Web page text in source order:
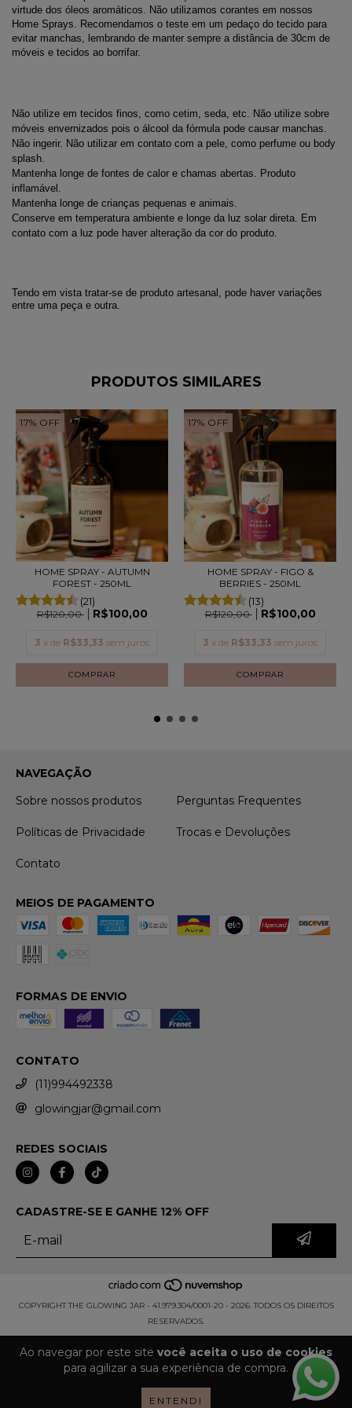
Ao navegar por este site você aceita o uso de cookies
para agilizar a sua experiência de compra.
ENTENDI
virtude dos óleos aromáticos. Não utilizamos corantes em nossos
Home Sprays. Recomendamos o teste em um pedaço do tecido para
evitar manchas, lembrando de manter sempre a distância de 30cm de
móveis e tecidos ao borrifar.
Não utilize em tecidos finos, como cetim, seda, etc. Não utilize sobre
móveis envernizados pois o álcool da fórmula pode causar manchas.
Não ingerir. Não utilizar em contato com a pele, como perfume ou body
splash.
Mantenha longe de fontes de calor e chamas abertas. Produto
inflamável.
Mantenha longe de crianças pequenas e animais.
Conserve em temperatura ambiente e longe da luz solar direta. Em
contato com a luz pode haver alteração da cor do produto.
Tendo em vista tratar-se de produto artesanal, pode haver variações
entre uma peça e outra.
PRODUTOS SIMILARES
17% OFF
HOME SPRAY - AUTUMN
FOREST - 250ML
(21)
R$120,00 R$100,00
3 x de R$33,33 sem juros
17% OFF
HOME SPRAY - FIGO &
BERRIES - 250ML
(13)
R$120,00 R$100,00
3 x de R$33,33 sem juros
NAVEGAÇÃO
Sobre nossos produtos
Perguntas Frequentes
Políticas de Privacidade Trocas e Devoluções
Contato
MEIOS DE PAGAMENTO
FORMAS DE ENVIO
CONTATO
(11)994492338
glowingjar@gmail.com
REDES SOCIAIS
CADASTRE-SE E GANHE 12% OFF
COPYRIGHT THE GLOWING JAR - 41.979.304/0001-20 - 2026. TODOS OS DIREITOS
RESERVADOS.